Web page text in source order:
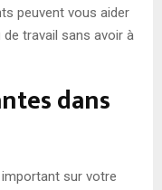
peuvent vous aider
travail sans avoir à
dans
sur votre